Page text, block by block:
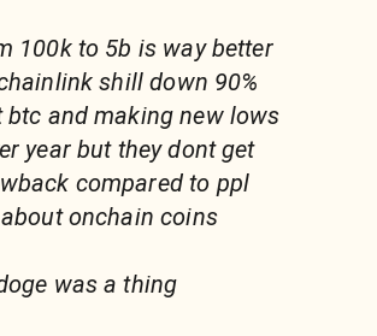
100k to 5b is way better
shill down 90%
btc and making new lows
year but they dont get
compared to ppl
onchain coins
was a thing